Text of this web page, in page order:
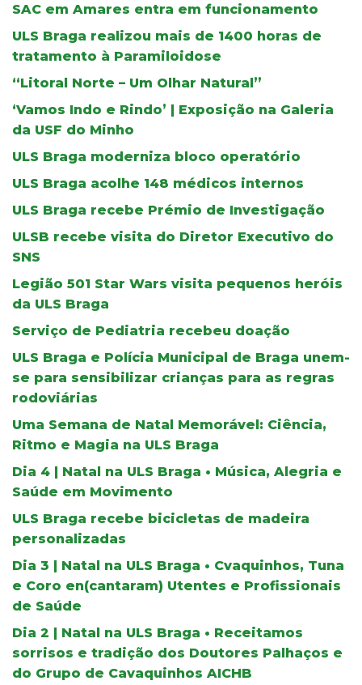
SAC em Amares entra em funcionamento
ULS Braga realizou mais de 1400 horas de
tratamento à Paramiloidose
“Litoral Norte – Um Olhar Natural”
‘Vamos Indo e Rindo’ | Exposição na Galeria
da USF do Minho
ULS Braga moderniza bloco operatório
ULS Braga acolhe 148 médicos internos
ULS Braga recebe Prémio de Investigação
ULSB recebe visita do Diretor Executivo do
SNS
Legião 501 Star Wars visita pequenos heróis
da ULS Braga
Serviço de Pediatria recebeu doação
ULS Braga e Polícia Municipal de Braga unem-
se para sensibilizar crianças para as regras
rodoviárias
Uma Semana de Natal Memorável: Ciência,
Ritmo e Magia na ULS Braga
Dia 4 | Natal na ULS Braga • Música, Alegria e
Saúde em Movimento
ULS Braga recebe bicicletas de madeira
personalizadas
Dia 3 | Natal na ULS Braga • Cvaquinhos, Tuna
e Coro en(cantaram) Utentes e Profissionais
de Saúde
Dia 2 | Natal na ULS Braga • Receitamos
sorrisos e tradição dos Doutores Palhaços e
do Grupo de Cavaquinhos AICHB